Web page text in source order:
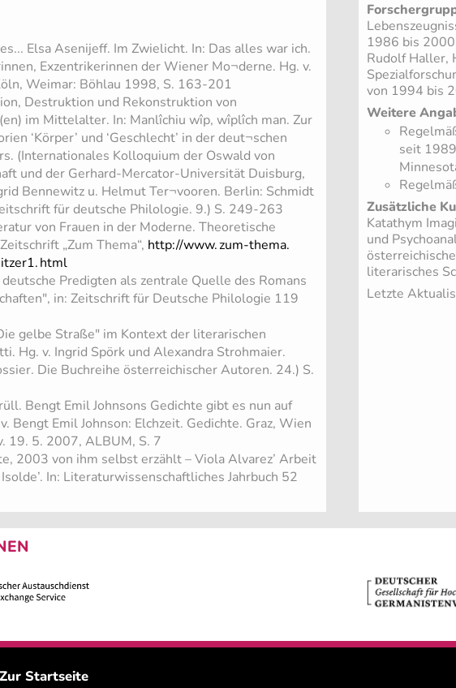
Elsa Asenijeff. Im Zwielicht. In: Das alles war ich.
Exzentrikerinnen der Wiener Mo¬derne. Hg. v.
Weimar: Böhlau 1998, S. 163-201
Destruktion und Rekonstruktion von
im Mittelalter. In: Manlîchiu wîp, wîplîch man. Zur
‘Körper’ und ‘Geschlecht’ in der deut¬schen
(Internationales Kolloquium der Oswald von
und der Gerhard-Mercator-Universität Duisburg,
Bennewitz u. Helmut Ter¬vooren. Berlin: Schmidt
für deutsche Philologie. 9.) S. 249-263
von Frauen in der Moderne. Theoretische
„Zum Thema“, http://www.zum-thema.
html
Predigten als zentrale Quelle des Romans
in: Zeitschrift für Deutsche Philologie 119
gelbe Straße" im Kontext der literarischen
Hg. v. Ingrid Spörk und Alexandra Strohmaier.
Die Buchreihe österreichischer Autoren. 24.) S.
Bengt Emil Johnsons Gedichte gibt es nun auf
Bengt Emil Johnson: Elchzeit. Gedichte. Graz, Wien
19. 5. 2007, ALBUM, S. 7
2003 von ihm selbst erzählt – Viola Alvarez’ Arbeit
In: Literaturwissenschaftliches Jahrbuch 52
1986 bis
Rudolf Haller,
von 1994 bis
Weitere
seit
Zusätzliche
Katathym
und
literarisches
Letzte
Zur Startseite